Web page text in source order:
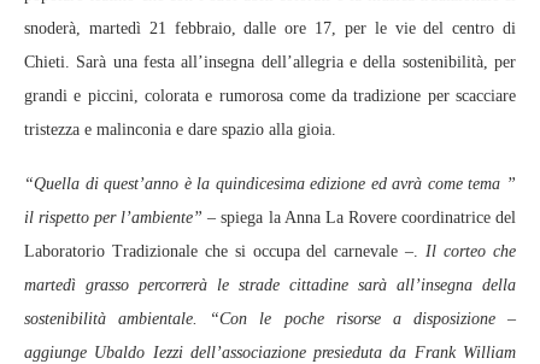
snoderà, martedì 21 febbraio, dalle ore 17, per le vie del centro di
Chieti. Sarà una festa all’insegna dell’allegria e della sostenibilità, per
grandi e piccini, colorata e rumorosa come da tradizione per scacciare
tristezza e malinconia e dare spazio alla gioia.
“Quella di quest’anno è la quindicesima edizione ed avrà come tema ”
il rispetto per l’ambiente” – spiega la Anna La Rovere coordinatrice del
Laboratorio Tradizionale che si occupa del carnevale –. Il corteo che
martedì grasso percorrerà le strade cittadine sarà all’insegna della
sostenibilità ambientale. “Con le poche risorse a disposizione –
aggiunge Ubaldo Iezzi dell’associazione presieduta da Frank William